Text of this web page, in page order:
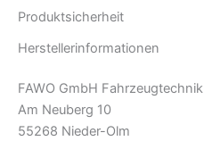
Produktsicherheit
Herstellerinformationen
FAWO GmbH Fahrzeugtechnik
Am Neuberg 10
55268 Nieder-Olm